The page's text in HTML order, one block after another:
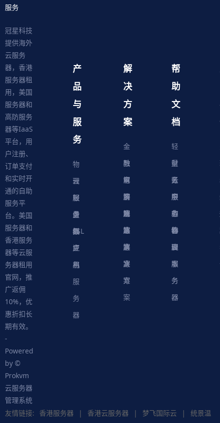
服务
冠星科技
提供海外
云服务
器，香港
服务器租
用，美国
服务器和
高防服务
器等IaaS
平台，用
户注册、
订单支付
和实时开
通的自助
服务平
台。美国
服务器和
香港服务
器等云服
务器租用
官网，推
广返佣
10%，优
惠折扣长
期有效。
-
Powered
by ©
Prokvm
云服务器
管理系统
产
品
与
服
务
物
理
服
务
器
云
服
务
器
轻
量
级
应
用
服
务
器
虚
拟
主
机
SSL
证
书
解
决
方
案
金
融
解
决
方
案
教
育
解
决
方
案
电
商
解
决
方
案
游
戏
解
决
方
案
网
站
解
决
方
案
帮
助
文
档
轻
量
云
服
务
器
财
务
中
心
账
户
中
心
服
务
协
议
软
件
脚
本
物
理
服
务
器
云
服
务
器
友情链接: 香港服务器 | 香港云服务器 | 梦飞国际云 |
统景温